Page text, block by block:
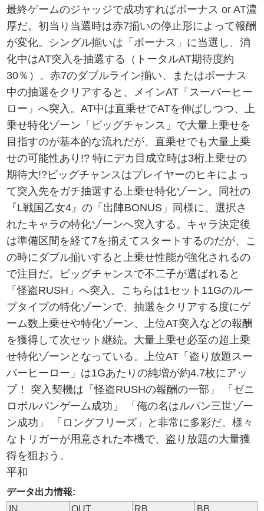
最終ゲームのジャッジで成功すればボーナス or AT濃
厚だ。初当り当選時は赤7揃いの停止形によって報酬
が変化。シングル揃いは「ボーナス」に当選し、消
化中はAT突入を抽選する（トータルAT期待度約
30％）。赤7のダブルライン揃い、またはボーナス
中の抽選をクリアすると、メインAT「スーパーヒー
ロー」へ突入。AT中は直乗せでATを伸ばしつつ、上
乗せ特化ゾーン「ビッグチャンス」で大量上乗せを
目指すのが基本的な流れだが、直乗せでも大量上乗
せの可能性あり!? 特にデカ目成立時は3桁上乗せの
期待大!?ビッグチャンスはプレイヤーのヒキによっ
て突入先をガチ抽選する上乗せ特化ゾーン。同社の
『L戦国乙女4』の「出陣BONUS」同様に、選択さ
れたキャラの特化ゾーンへ突入する。キャラ決定後
は準備区間を経て7を揃えてスタートするのだが、こ
の時にダブル揃いすると上乗せ性能が強化されるの
で注目だ。ビッグチャンスで不二子が選ばれると
「怪盗RUSH」へ突入。こちらは1セット11Gのルー
プタイプの特化ゾーンで、抽選をクリアする度にゲ
ーム数上乗せや特化ゾーン、上位AT突入などの報酬
を獲得して次セット継続。大量上乗せ必至の超上乗
せ特化ゾーンとなっている。上位AT「盗り放題スー
パーヒーロー」は1Gあたりの純増が約4.7枚にアッ
プ！ 突入契機は「怪盗RUSHの報酬の一部」 「ゼニ
ロボルパンゲーム成功」 「俺の名はルパン三世ゾー
ン成功」 「ロングフリーズ」と非常に多彩だ。様々
なトリガーが用意された本機で、盗り放題の大量獲
得を狙おう。
平和
データ出力情報: